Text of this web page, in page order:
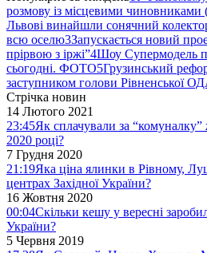
розмову із місцевими
Львові винайшли сонячний
всю оселю3Запускається новий
прірвою з іржі”4Шоу Супермодель
сьогодні. ФОТО5Грузинський
заступником голови Рівненської
Стрічка новин
14 Лютого 2021
23:45Як сплачували за “комуналку”
2020 році?
7 Грудня 2020
21:19Яка ціна ялинки в Рівному,
центрах Західної України?
16 Жовтня 2020
00:04Скільки кешу у вересні
України?
5 Червня 2019